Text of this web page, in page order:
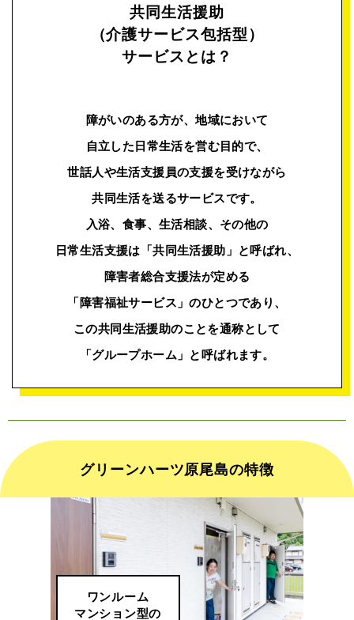
共同生活援助
（介護サービス包括型）
サービスとは？
障がいのある方が、地域において
自立した日常生活を営む目的で、
世話人や生活支援員の支援を受けながら
共同生活を送るサービスです。
入浴、食事、生活相談、その他の
日常生活支援は「共同生活援助」と呼ばれ、
障害者総合支援法が定める
「障害福祉サービス」のひとつであり、
この共同生活援助のことを通称として
「グループホーム」と呼ばれます。
グリーンハーツ原尾島の特徴
ワンルーム
マンション型の